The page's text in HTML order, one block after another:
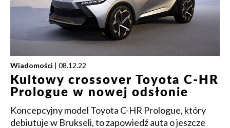
Wiadomości | 08.12.22
Kultowy crossover Toyota C-HR
Prologue w nowej odsłonie
Koncepcyjny model Toyota C-HR Prologue, który
debiutuje w Brukseli, to zapowiedź auta o jeszcze